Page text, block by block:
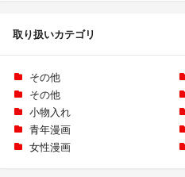
取り扱いカテゴリ
その他
その他
小物入れ
青年漫画
女性漫画